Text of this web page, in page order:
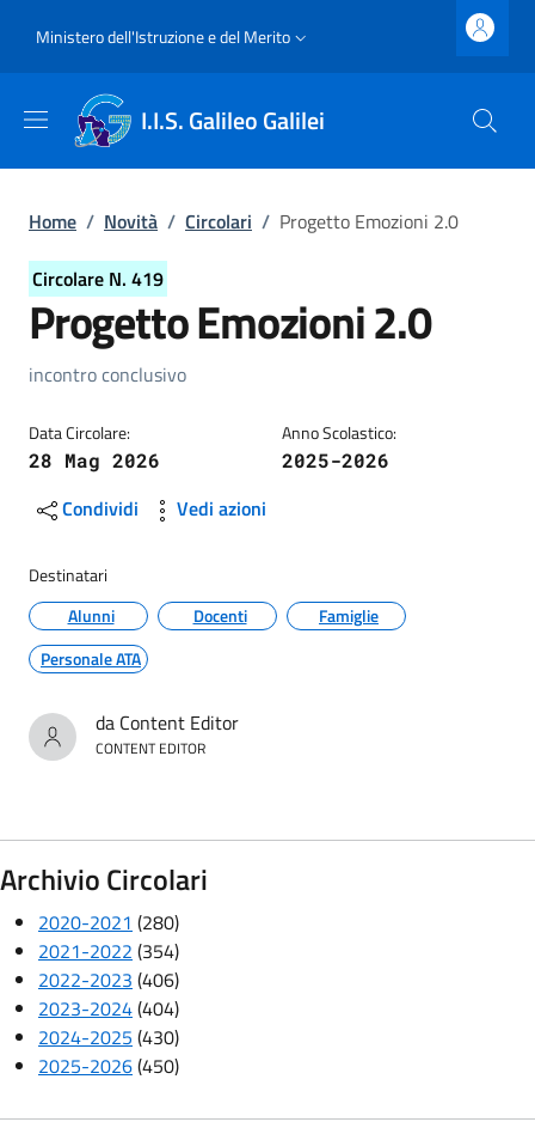
Slim top
Ministero dell'Istruzione e del Merito
I.I.S. Galileo Galilei
Briciole di pane
Home / Novità / Circolari / Progetto Emozioni 2.0
Circolare N. 419
Progetto Emozioni 2.0
Dettagli della circolare
incontro conclusivo
Data Circolare:
28 Mag 2026
Anno Scolastico:
2025-2026
Condividi Vedi azioni
Destinatari
Alunni
Docenti
Famiglie
Personale ATA
da Content Editor
CONTENT EDITOR
Archivio Circolari
2020-2021 (280)
2021-2022 (354)
2022-2023 (406)
2023-2024(404)
2024-2025 (430)
2025-2026(450)